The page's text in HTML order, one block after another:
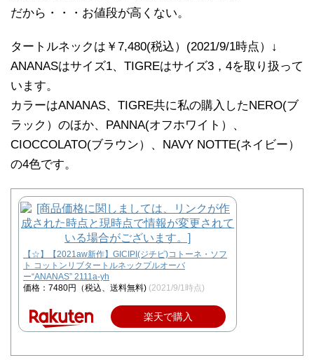
だから・・・お値段が高くない。
タートルネックは￥7,480(税込）(2021/9/1時点）↓
ANANASはサイズ1、TIGREはサイズ3，4を取り扱って
います。
カラーはANANAS、TIGRE共に私の購入したNERO(ブ
ラック）のほか、PANNA(オフホワイト）、
CIOCCOLATO(ブラウン）、NAVY NOTTE(ネイビー）
の4色です。
【☆】【2021aw新作】GICIPI(ジチピ)コトーネ・ソフ
ト コットンリブタートルネックプルオーバ
ー“ANANAS” 2111a-yh
価格：7480円（税込、送料無料) (2021/9/1時点)
楽天で購入